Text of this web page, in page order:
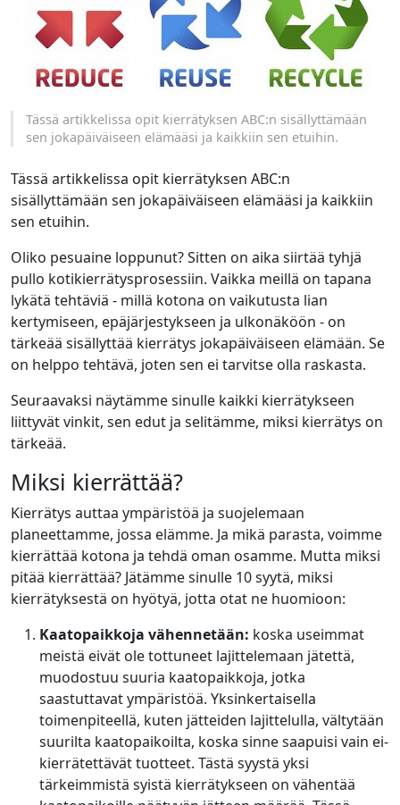
Tässä artikkelissa opit kierrätyksen ABC:n sisällyttämään
sen jokapäiväiseen elämääsi ja kaikkiin sen etuihin.
Tässä artikkelissa opit kierrätyksen ABC:n
sisällyttämään sen jokapäiväiseen elämääsi ja kaikkiin
sen etuihin.
Oliko pesuaine loppunut? Sitten on aika siirtää tyhjä
pullo kotikierrätysprosessiin. Vaikka meillä on tapana
lykätä tehtäviä - millä kotona on vaikutusta lian
kertymiseen, epäjärjestykseen ja ulkonäköön - on
tärkeää sisällyttää kierrätys jokapäiväiseen elämään. Se
on helppo tehtävä, joten sen ei tarvitse olla raskasta.
Seuraavaksi näytämme sinulle kaikki kierrätykseen
liittyvät vinkit, sen edut ja selitämme, miksi kierrätys on
tärkeää.
Miksi kierrättää?
Kierrätys auttaa ympäristöä ja suojelemaan
planeettamme, jossa elämme. Ja mikä parasta, voimme
kierrättää kotona ja tehdä oman osamme. Mutta miksi
pitää kierrättää? Jätämme sinulle 10 syytä, miksi
kierrätyksestä on hyötyä, jotta otat ne huomioon:
Kaatopaikkoja vähennetään: koska useimmat
meistä eivät ole tottuneet lajittelemaan jätettä,
muodostuu suuria kaatopaikkoja, jotka
saastuttavat ympäristöä. Yksinkertaisella
toimenpiteellä, kuten jätteiden lajittelulla, vältytään
suurilta kaatopaikoilta, koska sinne saapuisi vain ei-
kierrätettävät tuotteet. Tästä syystä yksi
tärkeimmistä syistä kierrätykseen on vähentää